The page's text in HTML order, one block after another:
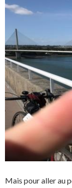
Mais pour aller au